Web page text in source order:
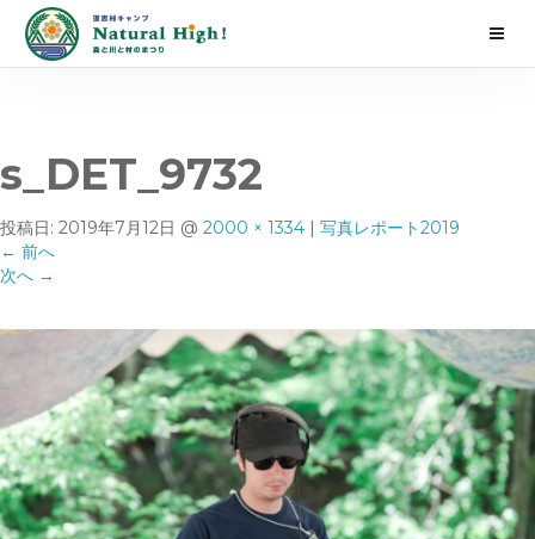
s_DET_9732
投稿日: 2019年7月12日 @ 2000 × 1334 | 写真レポート2019
← 前へ
次へ →